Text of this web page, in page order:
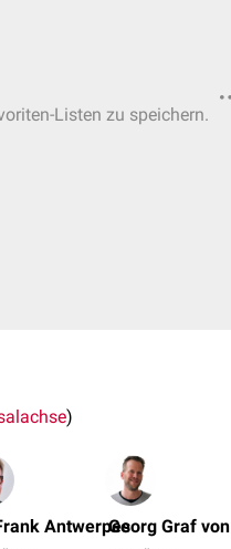
Listen zu speichern.
)
AntwerpesGeorg Graf